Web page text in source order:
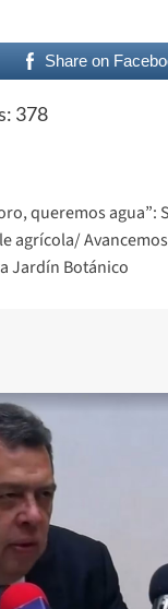
Share on
378
queremos agua”:
agrícola/
Jardín Botánico